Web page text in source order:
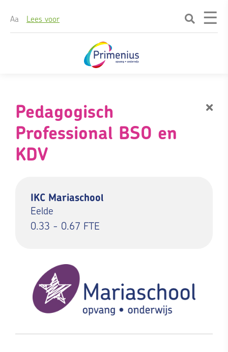
content
Aa Lees voor ☰
Pedagogisch
Professional BSO en
KDV
IKC Mariaschool
Eelde
0.33 - 0.67 FTE